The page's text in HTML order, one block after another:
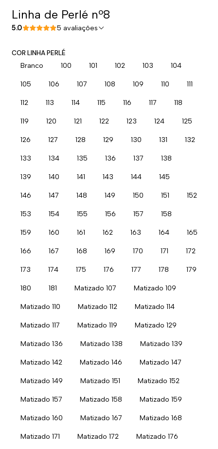
Linha de Perlé nº8
5.0 5 avaliações
COR LINHA PERLÉ
Branco 100 101 102 103 104
105 106 107 108 109 110 111
112 113 114 115 116 117 118
119 120 121 122 123 124 125
126 127 128 129 130 131 132
133 134 135 136 137 138
139 140 141 143 144 145
146 147 148 149 150 151 152
153 154 155 156 157 158
159 160 161 162 163 164 165
166 167 168 169 170 171 172
173 174 175 176 177 178 179
180 181 Matizado 107 Matizado 109
Matizado 110 Matizado 112 Matizado 114
Matizado 117 Matizado 119 Matizado 129
Matizado 136 Matizado 138 Matizado 139
Matizado 142 Matizado 146 Matizado 147
Matizado 149 Matizado 151 Matizado 152
Matizado 157 Matizado 158 Matizado 159
Matizado 160 Matizado 167 Matizado 168
Matizado 171 Matizado 172 Matizado 176